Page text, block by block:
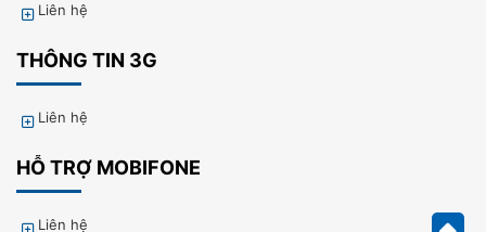
Liên hệ
THÔNG TIN 3G
Liên hệ
HỖ TRỢ MOBIFONE
Liên hệ